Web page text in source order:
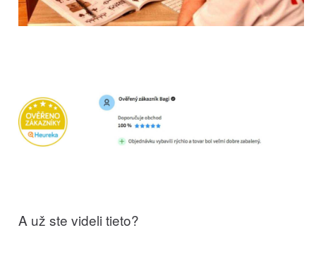
A už ste videli tieto?